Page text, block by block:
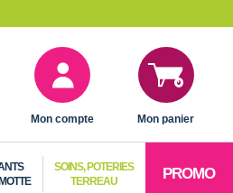
Mon compte Mon panier
SOINS, POTERIES
TERREAU
PROMO